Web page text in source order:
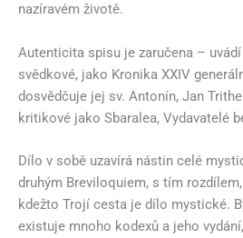
nazíravém životě.
Autenticita spisu je zaručena –
svědkové, jako Kronika XXIV
dosvědčuje jej sv. Antonín, Jan
kritikové jako Sbaralea, Vydavatelé
Dílo v sobě uzavírá nástin celé
druhým Breviloquiem, s tím
kdežto Trojí cesta je dílo mystické.
existuje mnoho kodexů a jeho